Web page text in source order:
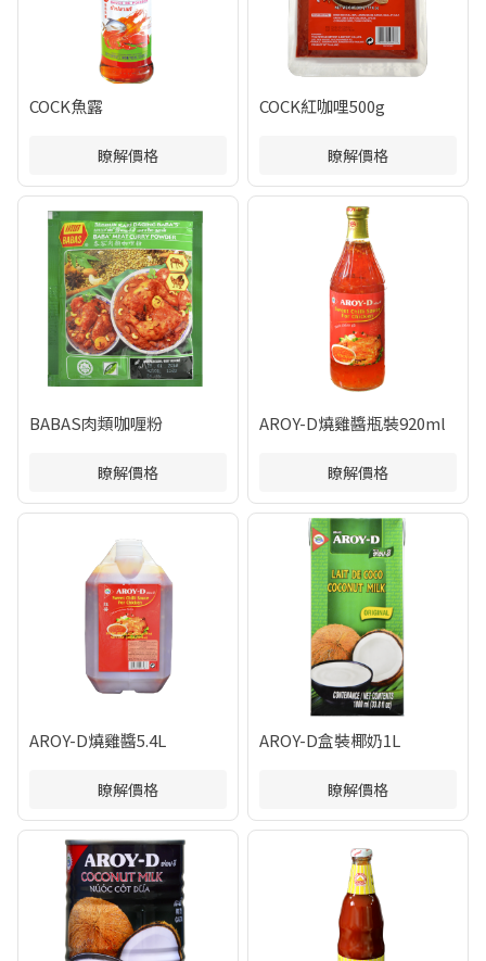
COCK魚露
瞭解價格
COCK紅咖哩500g
瞭解價格
BABAS肉類咖喱粉
瞭解價格
AROY-D燒雞醬瓶裝920ml
瞭解價格
AROY-D燒雞醬5.4L
瞭解價格
AROY-D盒裝椰奶1L
瞭解價格